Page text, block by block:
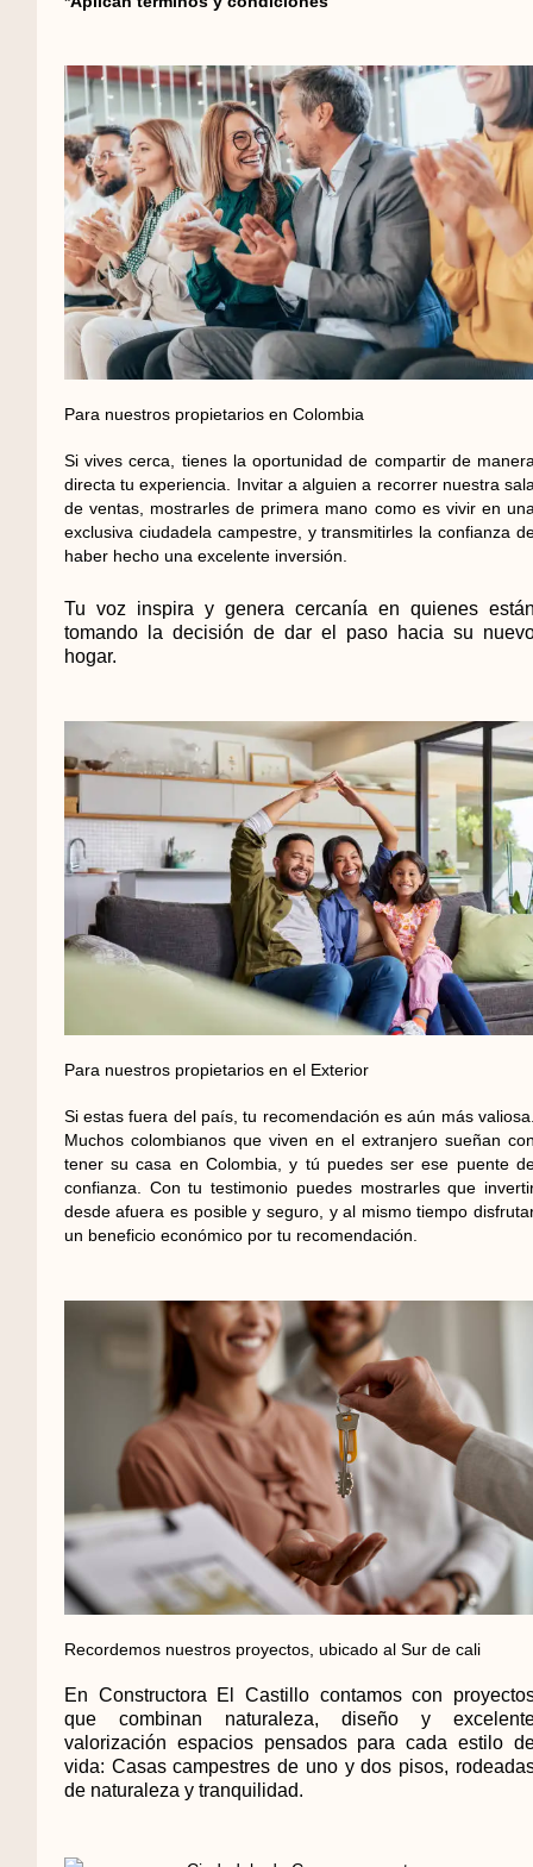
Para nuestros propietarios en Colombia
Si vives cerca, tienes la oportunidad de compartir de
directa tu experiencia. Invitar a alguien a recorrer nuestra
de ventas, mostrarles de primera mano como es vivir en
exclusiva ciudadela campestre, y transmitirles la confianza
haber hecho una excelente inversión.
Tu voz inspira y genera cercanía en quienes
tomando la decisión de dar el paso hacia su
hogar.
Para nuestros propietarios en el Exterior
Si estas fuera del país, tu recomendación es aún más
Muchos colombianos que viven en el extranjero sueñan
tener su casa en Colombia, y tú puedes ser ese puente
confianza. Con tu testimonio puedes mostrarles que
desde afuera es posible y seguro, y al mismo tiempo
un beneficio económico por tu recomendación.
Recordemos nuestros proyectos, ubicado al Sur de cali
En Constructora El Castillo contamos con
que combinan naturaleza, diseño y
valorización espacios pensados para cada estilo
vida: Casas campestres de uno y dos pisos,
de naturaleza y tranquilidad.